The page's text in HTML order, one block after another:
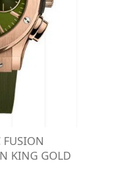
FUSION
KING GOLD